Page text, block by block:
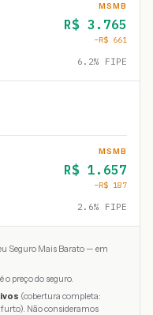
MSMB
R$ 3.765
−R$ 661
6.2% FIPE
MSMB
R$ 1.657
−R$ 187
2.6% FIPE
Seguro Mais Barato — em
o preço do seguro.
(cobertura completa:
Não consideramos